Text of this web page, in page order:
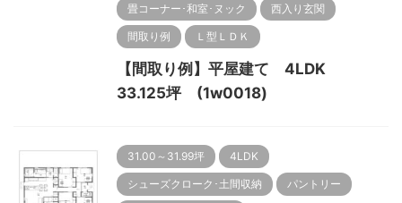
畳コーナー･和室･ヌック 西入り玄関
間取り例 Ｌ型ＬＤＫ
【間取り例】平屋建て 4LDK
33.125坪 (1w0018)
31.00～31.99坪 4LDK
シューズクローク･土間収納 パントリー